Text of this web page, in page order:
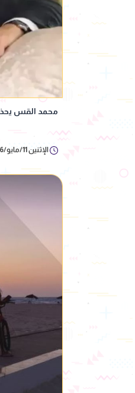
محمد القس
الإثنين 11/مايو/2026 - 01:45 ص